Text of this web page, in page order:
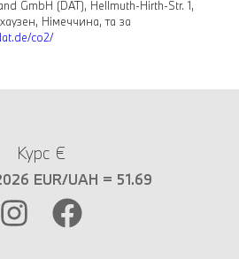
GmbH (DAT), Hellmuth-Hirth-Str. 1,
Німеччина, та за
co2/
Курс €
EUR/UAH = 51.69